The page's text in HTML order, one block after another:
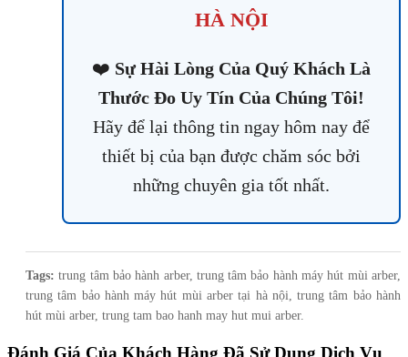
HÀ NỘI
❤️ Sự Hài Lòng Của Quý Khách Là
Thước Đo Uy Tín Của Chúng Tôi!
Hãy để lại thông tin ngay hôm nay để
thiết bị của bạn được chăm sóc bởi
những chuyên gia tốt nhất.
Tags: trung tâm bảo hành arber, trung tâm bảo hành máy hút mùi arber,
trung tâm bảo hành máy hút mùi arber tại hà nội, trung tâm bảo hành
hút mùi arber, trung tam bao hanh may hut mui arber.
Đánh Giá Của Khách Hàng Đã Sử Dụng Dịch Vụ